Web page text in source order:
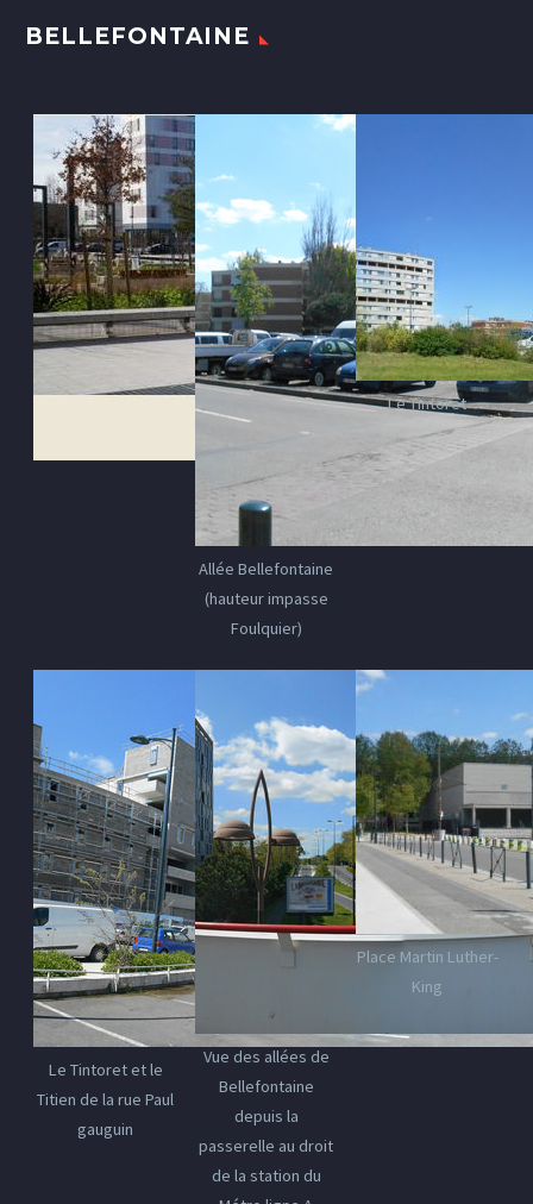
BELLEFONTAINE
Allée Bellefontaine
(hauteur impasse
Foulquier)
Le Tintoret
Le Tintoret et le
Titien de la rue Paul
gauguin
Vue des allées de
Bellefontaine
depuis la
passerelle au droit
de la station du
Place Martin Luther-
King